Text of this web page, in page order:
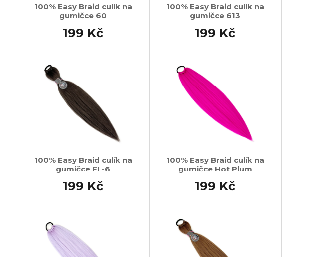
100% Easy Braid culík na
gumičce 60
199 Kč
100% Easy Braid culík na
gumičce 613
199 Kč
100% Easy Braid culík na
gumičce FL-6
199 Kč
100% Easy Braid culík na
gumičce Hot Plum
199 Kč